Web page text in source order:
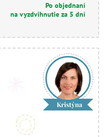
Po objednaní
na vyzdvihnutie za 5 dní
Kristýna